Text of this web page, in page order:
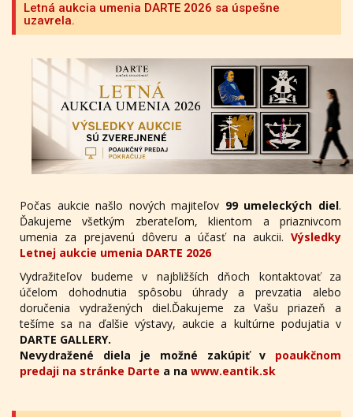
Letná aukcia umenia DARTE 2026 sa úspešne
uzavrela.
Počas aukcie našlo nových majiteľov 99 umeleckých diel.
Ďakujeme všetkým zberateľom, klientom a priaznivcom
umenia za prejavenú dôveru a účasť na aukcii. Výsledky
Letnej aukcie umenia DARTE 2026
Vydražiteľov budeme v najbližších dňoch kontaktovať za
účelom dohodnutia spôsobu úhrady a prevzatia alebo
doručenia vydražených diel.Ďakujeme za Vašu priazeň a
tešíme sa na ďalšie výstavy, aukcie a kultúrne podujatia v
DARTE GALLERY.
Nevydražené diela je možné zakúpiť v poaukčnom
predaji na stránke Darte a na www.eantik.sk